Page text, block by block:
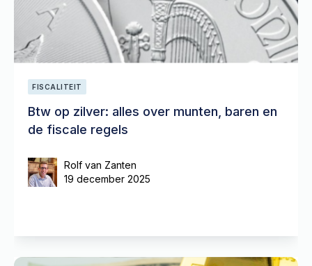
FISCALITEIT
Btw op zilver: alles over munten, baren en
de fiscale regels
Rolf van Zanten
19 december 2025